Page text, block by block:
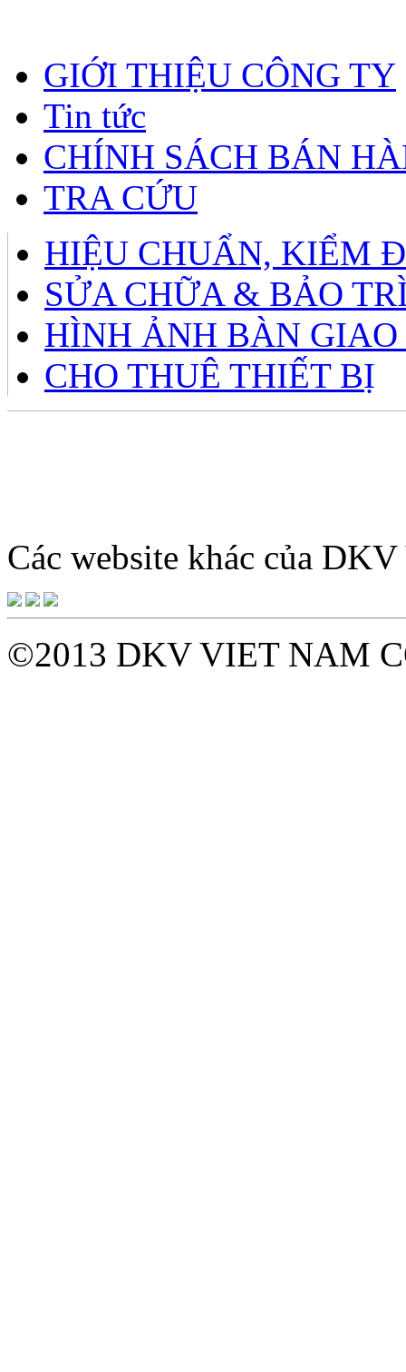
GIỚI THIỆU CÔNG TY
Tin tức
CHÍNH SÁCH BÁN
TRA CỨU
HIỆU CHUẨN, KIỂM
SỬA CHỮA & BẢO
HÌNH ẢNH BÀN
CHO THUÊ THIẾT BỊ
Các website khác của
©2013 DKV VIET NAM